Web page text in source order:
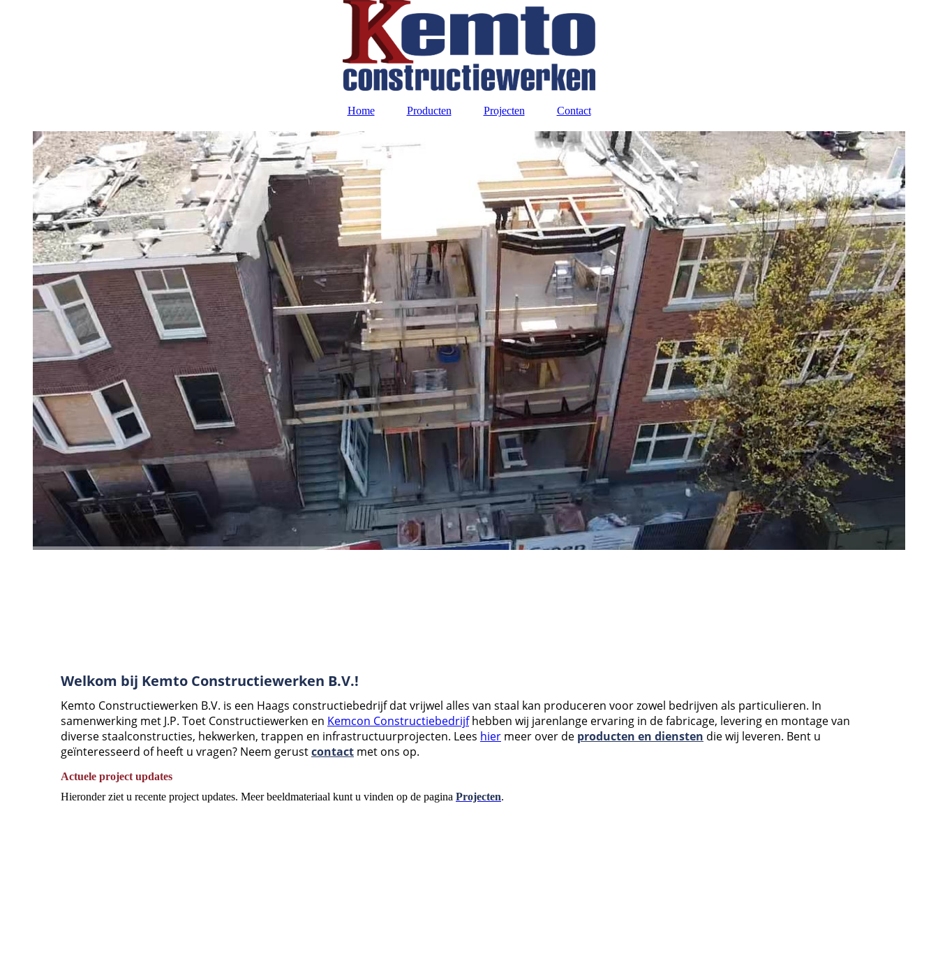
Home Producten Projecten Contact
Welkom bij Kemto Constructiewerken B.V.!
Kemto Constructiewerken B.V. is een Haags constructiebedrijf dat vrijwel alles van staal kan produceren voor zowel bedrijven als particulieren. In
samenwerking met J.P. Toet Constructiewerken en Kemcon Constructiebedrijfhebben wij jarenlange ervaring in de fabricage, levering en montage van
diverse staalconstructies, hekwerken, trappen en infrastructuurprojecten. Lees hier meer over de producten en diensten die wij leveren. Bent u
geïnteresseerd of heeft u vragen? Neem gerustcontact met ons op.
Actuele project updates
Hieronder ziet u recente project updates. Meer beeldmateriaal kunt u vinden op de pagina Projecten.